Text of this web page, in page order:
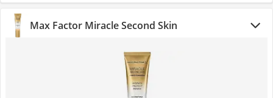
Max Factor Miracle Second Skin